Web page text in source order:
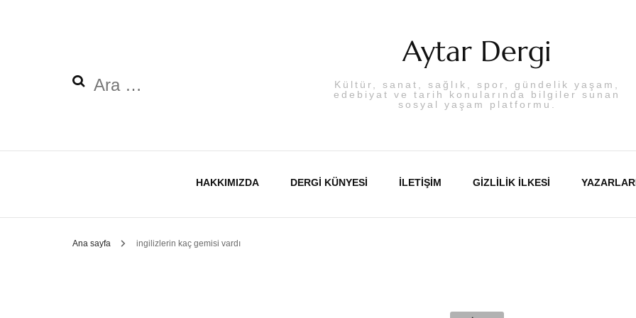
Arama:
Aytar Dergi
Kültür, sanat, sağlık, spor, gündelik yaşam,
edebiyat ve tarih konularında bilgiler sunan
sosyal yaşam platformu.
HAKKIMIZDA DERGI KÜNYESI İLETIŞIM GIZLILIK İLKESI
Ana sayfa ingilizlerin kaç gemisi vardı